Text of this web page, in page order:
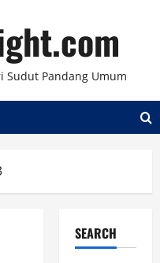
Sudut Pandang Umum
SEARCH